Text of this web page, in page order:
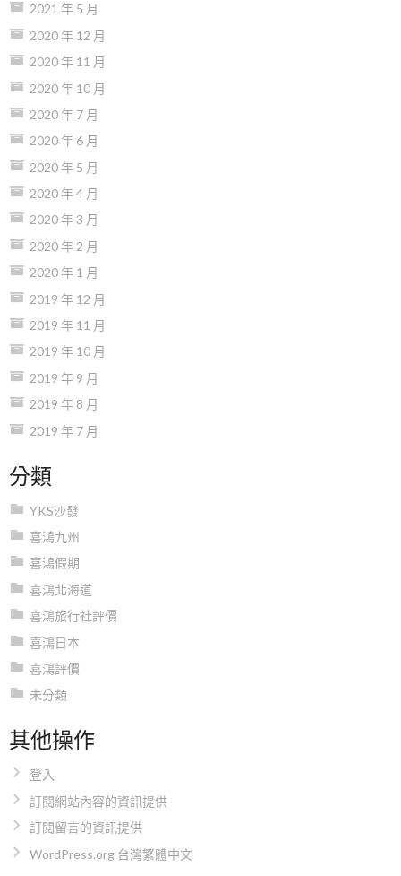
2021 年 5 月
2020 年 12 月
2020 年 11 月
2020 年 10 月
2020 年 7 月
2020 年 6 月
2020 年 5 月
2020 年 4 月
2020 年 3 月
2020 年 2 月
2020 年 1 月
2019 年 12 月
2019 年 11 月
2019 年 10 月
2019 年 9 月
2019 年 8 月
2019 年 7 月
分類
YKS沙發
喜鴻九州
喜鴻假期
喜鴻北海道
喜鴻旅行社評價
喜鴻日本
喜鴻評價
未分類
其他操作
登入
訂閱網站內容的資訊提供
訂閱留言的資訊提供
WordPress.org 台灣繁體中文